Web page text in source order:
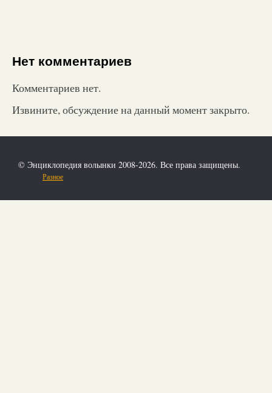
Нет комментариев
Комментариев нет.
Извините, обсуждение на данный момент закрыто.
© Энциклопедия волынки 2008-2026. Все права защищены.
Разное